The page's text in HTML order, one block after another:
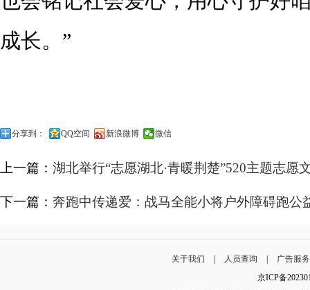
成长。”
分享到： QQ空间 新浪微博 微信
上一篇： 湖北举行“志愿湖北·青暖荆楚”520主题志愿
下一篇： 奔跑中传递爱：战马全能小将户外障碍跑公
关于我们 人员查询
广告服
京ICP备